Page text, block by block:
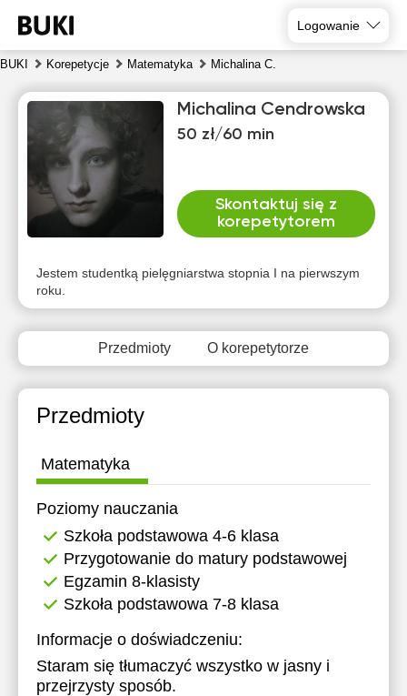
Logowanie
BUKI Korepetycje Matematyka Michalina C.
Michalina Cendrowska
50 zł/60 min
Skontaktuj się z
korepetytorem
Jestem studentką pielęgniarstwa stopnia I na pierwszym
roku.
Przedmioty O korepetytorze
Przedmioty
Matematyka
Poziomy nauczania
Szkoła podstawowa 4-6 klasa
Przygotowanie do matury podstawowej
Egzamin 8-klasisty
Szkoła podstawowa 7-8 klasa
Informacje o doświadczeniu:
Staram się tłumaczyć wszystko w jasny i
przejrzysty sposób.
10
11
12
13
14
15
Brak
dostępnych
10:30
11:00
11:30
12:00
11:30
12:00
11:00
11:30
20:00 10:30
11:00
13:30
15:00
11:00